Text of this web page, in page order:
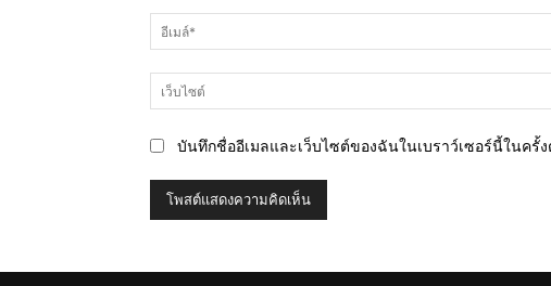
บันทึกชื่ออีเมลและเว็บไซต์ของฉันในเบราว์เซอร์นี้ในครั้